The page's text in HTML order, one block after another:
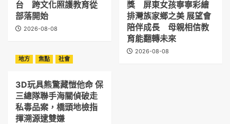
台 跨文化照護教育從
部落開始
2026-08-08
獎 屏東女孩寧寧彩繪
排灣族家鄉之美 展望會
陪伴成長 母親相信教
育能翻轉未來
2026-08-08
地方
焦點 社會
3D玩具熊驚藏愷他命 保
三總隊聯手海關偵破走
私毒品案，橋頭地檢指
揮溯源逮雙嫌